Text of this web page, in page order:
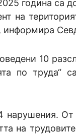
година са
на
информира
10
по труда“
нарушения.
на